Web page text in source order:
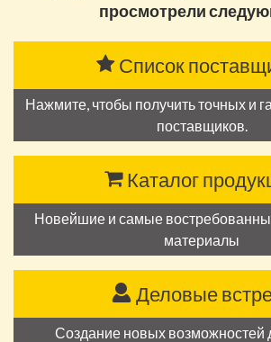
просмотрели
Список
Нажмите, чтобы получить точных и
поставщиков.
Каталог
Новейшие и самые
материалы
Деловые
Создание новых возможностей